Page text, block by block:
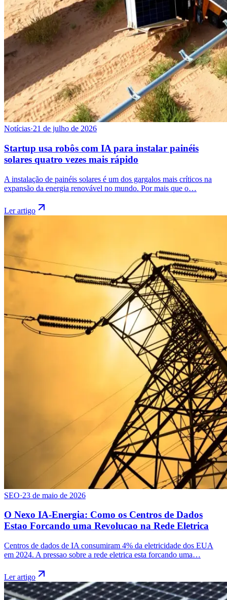
Notícias·21 de julho de 2026
Startup usa robôs com IA para instalar painéis
solares quatro vezes mais rápido
A instalação de painéis solares é um dos gargalos mais críticos na
expansão da energia renovável no mundo. Por mais que o…
Ler artigo
SEO·23 de maio de 2026
O Nexo IA-Energia: Como os Centros de Dados
Estao Forcando uma Revolucao na Rede Eletrica
Centros de dados de IA consumiram 4% da eletricidade dos EUA
em 2024. A pressao sobre a rede eletrica esta forcando uma…
Ler artigo